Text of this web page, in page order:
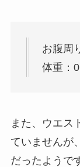
お腹周
体重：
また、ウエス
ていませんが
だったようで